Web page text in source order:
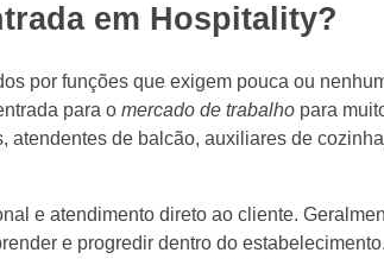
em Hospitality?
por funções que exigem pouca ou
para o mercado de trabalho para
atendentes de balcão, auxiliares de
e atendimento direto ao cliente.
e progredir dentro do